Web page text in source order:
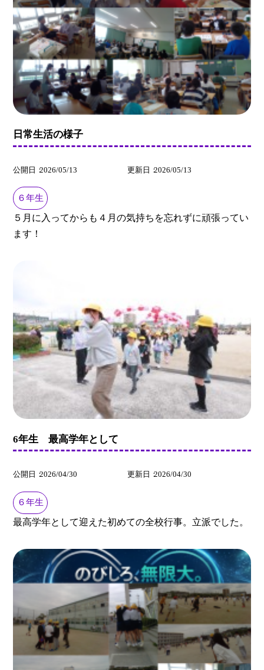
日常生活の様子
公開日 2026/05/13 更新日 2026/05/13
６年生
５月に入ってからも４月の気持ちを忘れずに頑張ってい
ます！
6年生 最高学年として
公開日 2026/04/30 更新日 2026/04/30
６年生
最高学年として迎えた初めての全校行事。立派でした。